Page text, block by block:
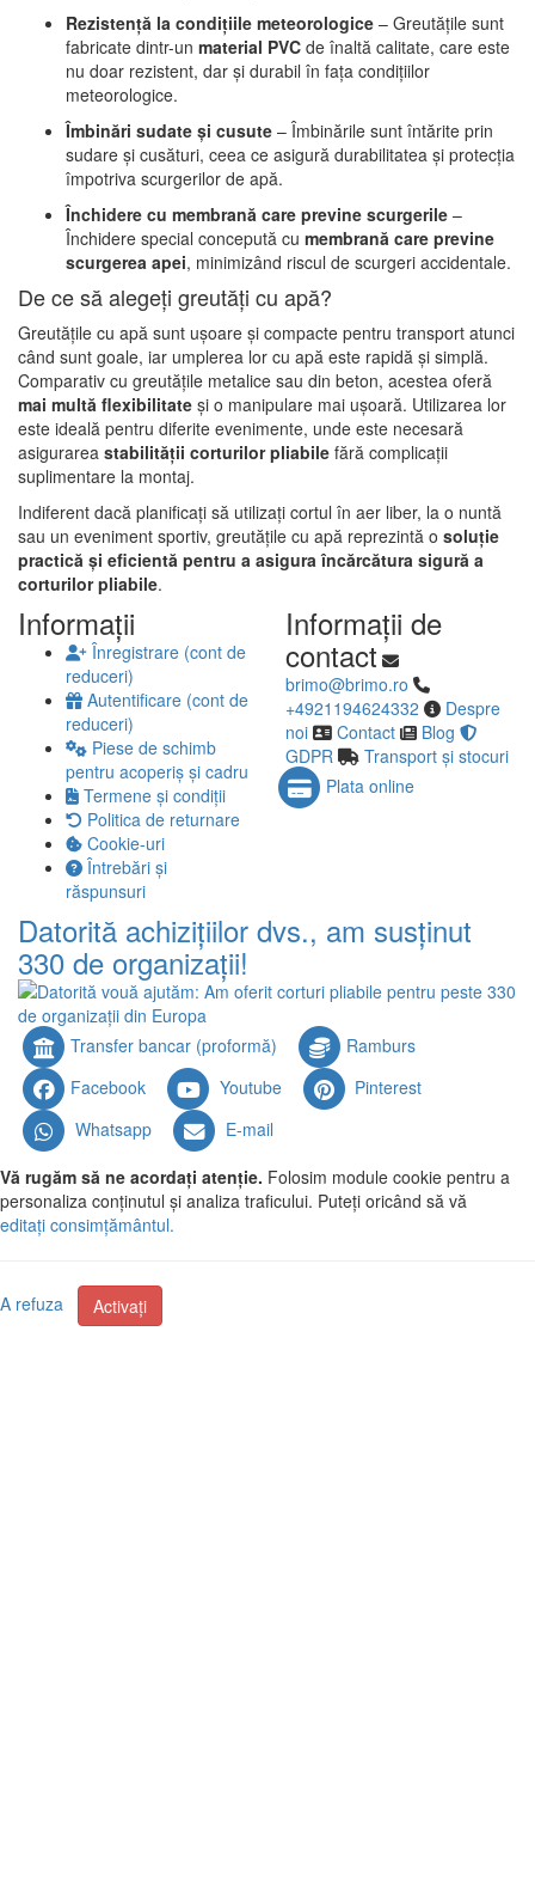
Rezistență la condițiile meteorologice – Greutățile sunt
fabricate dintr-un material PVC de înaltă calitate, care este
nu doar rezistent, dar și durabil în fața condițiilor
meteorologice.
Îmbinări sudate și cusute – Îmbinările sunt întărite prin
sudare și cusături, ceea ce asigură durabilitatea și protecția
împotriva scurgerilor de apă.
Închidere cu membrană care previne scurgerile –
Închidere special concepută cu membrană care previne
scurgerea apei, minimizând riscul de scurgeri accidentale.
De ce să alegeți greutăți cu apă?
Greutățile cu apă sunt ușoare și compacte pentru transport atunci
când sunt goale, iar umplerea lor cu apă este rapidă și simplă.
Comparativ cu greutățile metalice sau din beton, acestea oferă
mai multă flexibilitate și o manipulare mai ușoară. Utilizarea lor
este ideală pentru diferite evenimente, unde este necesară
asigurarea stabilității corturilor pliabile fără complicații
suplimentare la montaj.
Indiferent dacă planificați să utilizați cortul în aer liber, la o nuntă
sau un eveniment sportiv, greutățile cu apă reprezintă o soluție
practică și eficientă pentru a asigura încărcătura sigură a
corturilor pliabile.
Informaţii
Înregistrare (cont de
reduceri)
Autentificare (cont de
reduceri)
Piese de schimb
pentru acoperiș și cadru
Termene și condiții
Politica de returnare
Cookie-uri
Întrebări și
răspunsuri
Informaţii de
contact
brimo@brimo.ro
+4921194624332
Despre
noi
Contact
Blog
GDPR
Transport și stocuri
Datorită achizițiilor dvs., am susținut
330 de organizații!
Plata online
Transfer bancar (proformă)
Ramburs
Facebook
Youtube
Pinterest
Whatsapp
E-mail
Vă rugăm să ne acordați atenție. Folosim module cookie pentru a
personaliza conținutul și analiza traficului. Puteți oricând să vă
editați consimțământul.
A refuza Activați